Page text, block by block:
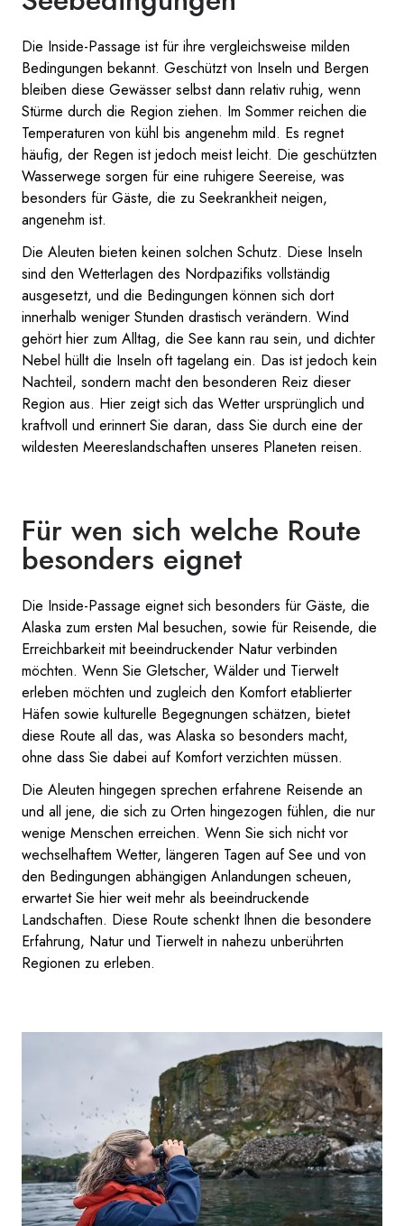
Die Inside-Passage ist für ihre vergleichsweise milden
Bedingungen bekannt. Geschützt von Inseln und Bergen
bleiben diese Gewässer selbst dann relativ ruhig, wenn
Stürme durch die Region ziehen. Im Sommer reichen die
Temperaturen von kühl bis angenehm mild. Es regnet
häufig, der Regen ist jedoch meist leicht. Die geschützten
Wasserwege sorgen für eine ruhigere Seereise, was
besonders für Gäste, die zu Seekrankheit neigen,
angenehm ist.
Die Aleuten bieten keinen solchen Schutz. Diese Inseln
sind den Wetterlagen des Nordpazifiks vollständig
ausgesetzt, und die Bedingungen können sich dort
innerhalb weniger Stunden drastisch verändern. Wind
gehört hier zum Alltag, die See kann rau sein, und dichter
Nebel hüllt die Inseln oft tagelang ein. Das ist jedoch kein
Nachteil, sondern macht den besonderen Reiz dieser
Region aus. Hier zeigt sich das Wetter ursprünglich und
kraftvoll und erinnert Sie daran, dass Sie durch eine der
wildesten Meereslandschaften unseres Planeten reisen.
Für wen sich welche Route
besonders eignet
Die Inside-Passage eignet sich besonders für Gäste, die
Alaska zum ersten Mal besuchen, sowie für Reisende, die
Erreichbarkeit mit beeindruckender Natur verbinden
möchten. Wenn Sie Gletscher, Wälder und Tierwelt
erleben möchten und zugleich den Komfort etablierter
Häfen sowie kulturelle Begegnungen schätzen, bietet
diese Route all das, was Alaska so besonders macht,
ohne dass Sie dabei auf Komfort verzichten müssen.
Die Aleuten hingegen sprechen erfahrene Reisende an
und all jene, die sich zu Orten hingezogen fühlen, die nur
wenige Menschen erreichen. Wenn Sie sich nicht vor
wechselhaftem Wetter, längeren Tagen auf See und von
den Bedingungen abhängigen Anlandungen scheuen,
erwartet Sie hier weit mehr als beeindruckende
Landschaften. Diese Route schenkt Ihnen die besondere
Erfahrung, Natur und Tierwelt in nahezu unberührten
Regionen zu erleben.